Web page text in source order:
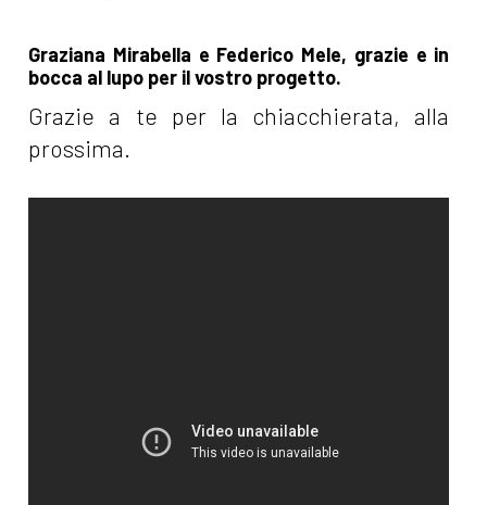
Graziana Mirabella e Federico Mele, grazie e in
bocca al lupo per il vostro progetto.
Grazie a te per la chiacchierata, alla
prossima.